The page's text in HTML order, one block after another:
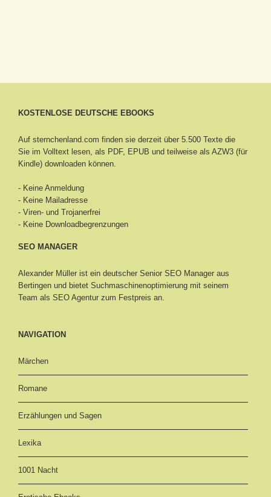
KOSTENLOSE DEUTSCHE EBOOKS
Auf sternchenland.com finden sie derzeit über 5.500 Texte die
Sie im Volltext lesen, als PDF, EPUB und teilweise als AZW3 (für
Kindle) downloaden können.
- Keine Anmeldung
- Keine Mailadresse
- Viren- und Trojanerfrei
- Keine Downloadbegrenzungen
SEO MANAGER
Alexander Müller ist ein deutscher Senior SEO Manager aus
Bertingen und bietet Suchmaschinenoptimierung mit seinem
Team als SEO Agentur zum Festpreis an.
NAVIGATION
Märchen
Romane
Erzählungen und Sagen
Lexika
1001 Nacht